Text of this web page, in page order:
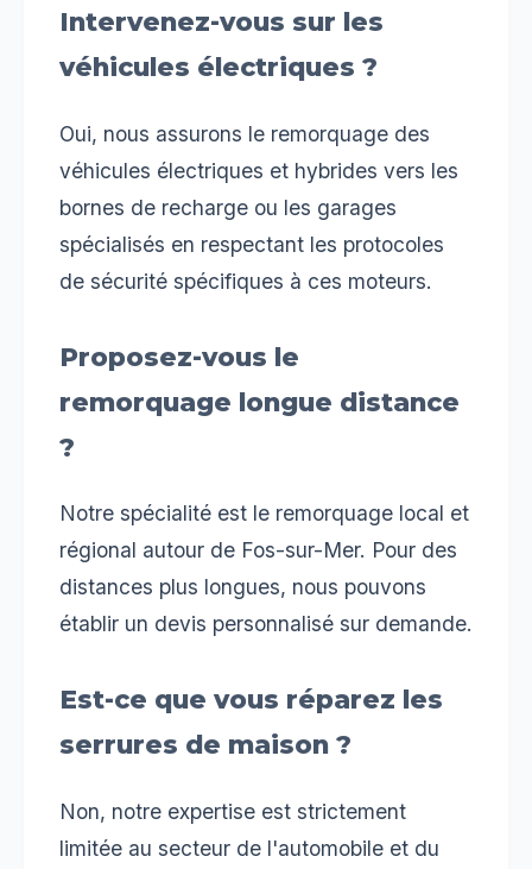
Intervenez-vous sur les
véhicules électriques ?
Oui, nous assurons le remorquage des
véhicules électriques et hybrides vers les
bornes de recharge ou les garages
spécialisés en respectant les protocoles
de sécurité spécifiques à ces moteurs.
Proposez-vous le
remorquage longue distance
?
Notre spécialité est le remorquage local et
régional autour de Fos-sur-Mer. Pour des
distances plus longues, nous pouvons
établir un devis personnalisé sur demande.
Est-ce que vous réparez les
serrures de maison ?
Non, notre expertise est strictement
limitée au secteur de l'automobile et du